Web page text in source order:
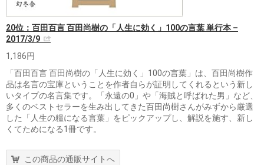
20位：百田百言 百田尚樹の「人生に効く」100の言葉 単行本 –
2017/3/9
1,186円
「百田百言 百田尚樹の「人生に効く」100の言葉」は、百田尚樹作
品は名言の宝庫ということを作者自らが証明してくれるという新し
いタイプの名言集です。「永遠の0」や「海賊と呼ばれた男」など、
多くのベストセラーを生み出してきた百田尚樹さんがみずから厳選
した「人生の糧になる言葉」をピックアップし、解説を施す、新し
くてためになる1冊です。
この商品の通販サイトへ